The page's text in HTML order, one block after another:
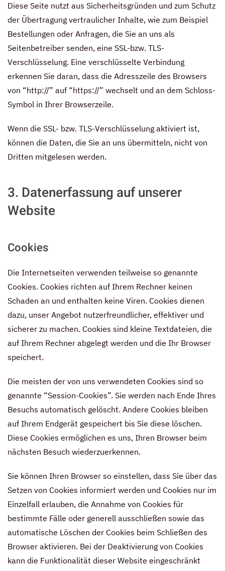
Diese Seite nutzt aus Sicherheitsgründen und zum Schutz
der Übertragung vertraulicher Inhalte, wie zum Beispiel
Bestellungen oder Anfragen, die Sie an uns als
Seitenbetreiber senden, eine SSL-bzw. TLS-
Verschlüsselung. Eine verschlüsselte Verbindung
erkennen Sie daran, dass die Adresszeile des Browsers
von “http://” auf “https://” wechselt und an dem Schloss-
Symbol in Ihrer Browserzeile.
Wenn die SSL- bzw. TLS-Verschlüsselung aktiviert ist,
können die Daten, die Sie an uns übermitteln, nicht von
Dritten mitgelesen werden.
3. Datenerfassung auf unserer
Website
Cookies
Die Internetseiten verwenden teilweise so genannte
Cookies. Cookies richten auf Ihrem Rechner keinen
Schaden an und enthalten keine Viren. Cookies dienen
dazu, unser Angebot nutzerfreundlicher, effektiver und
sicherer zu machen. Cookies sind kleine Textdateien, die
auf Ihrem Rechner abgelegt werden und die Ihr Browser
speichert.
Die meisten der von uns verwendeten Cookies sind so
genannte “Session-Cookies”. Sie werden nach Ende Ihres
Besuchs automatisch gelöscht. Andere Cookies bleiben
auf Ihrem Endgerät gespeichert bis Sie diese löschen.
Diese Cookies ermöglichen es uns, Ihren Browser beim
nächsten Besuch wiederzuerkennen.
Sie können Ihren Browser so einstellen, dass Sie über das
Setzen von Cookies informiert werden und Cookies nur im
Einzelfall erlauben, die Annahme von Cookies für
bestimmte Fälle oder generell ausschließen sowie das
automatische Löschen der Cookies beim Schließen des
Browser aktivieren. Bei der Deaktivierung von Cookies
kann die Funktionalität dieser Website eingeschränkt